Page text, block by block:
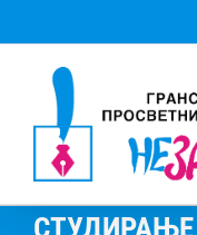
to